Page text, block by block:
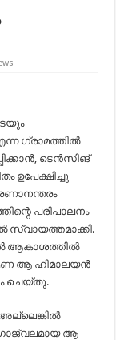
ഗ്രാമത്തിൽ
ടെൻസിങ്
ഉപേക്ഷിച്ചു
പരിപാലനം
ആകാശത്തിൽ
ആ ഹിമാലയൻ
ചെയ്തു.
ആ